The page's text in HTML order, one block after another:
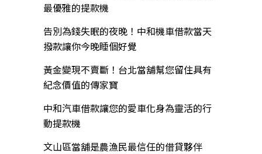
最優雅的提款機
告別為錢失眠的夜晚！中和機車借款當天
撥款讓你今晚睡個好覺
黃金變現不賣斷！台北當舖幫您留住具有
紀念價值的傳家寶
中和汽車借款讓您的愛車化身為靈活的行
動提款機
文山區當舖是農漁民最信任的借貸夥伴